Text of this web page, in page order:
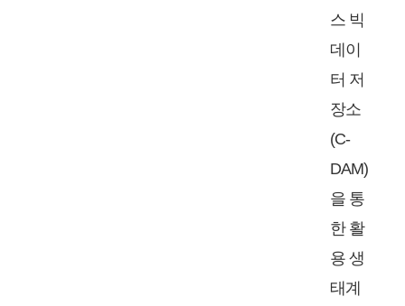
스 빅
데이
터 저
장소
(C-
DAM)
을 통
한 활
용 생
태계